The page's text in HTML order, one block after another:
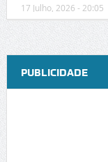
17 Julho, 2026 - 20:05
PUBLICIDADE